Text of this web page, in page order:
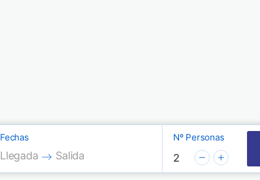
Fechas
Press the down arrow key to interact with the
Llegada
Press the down arrow key to interact
Salida
Nº Personas
2